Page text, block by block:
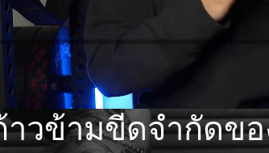
วข้ามขีดจำกัดขอ